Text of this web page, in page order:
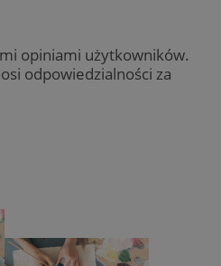
opiniami użytkowników.
odpowiedzialności za